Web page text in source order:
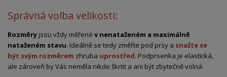
Správná volba velikosti:
Rozměry jsou vždy měřené v nenataženém a maximálně
nataženém stavu. Ideálně se tedy změřte pod prsy a snažte se
být svým rozměrem zhruba uprostřed. Podprsenka je elastická,
ale zároveň by Vás neměla nikde škrtit a ani být zbytečně volná.